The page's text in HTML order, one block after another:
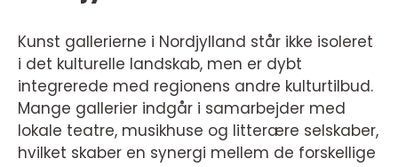
Kunst gallerierne i Nordjylland står ikke isoleret
i det kulturelle landskab, men er dybt
integrerede med regionens andre kulturtilbud.
Mange gallerier indgår i samarbejder med
lokale teatre, musikhuse og litterære selskaber,
hvilket skaber en synergi mellem de forskellige